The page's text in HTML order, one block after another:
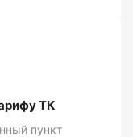
ТК
пункт